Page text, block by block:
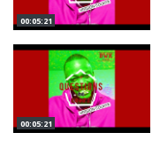
00:05:21
00:05:21